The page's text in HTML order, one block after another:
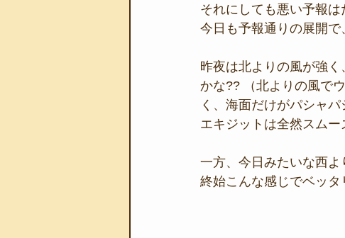
それにしても悪い予報は
今日も予報通りの展開
昨夜は北よりの風が強
かな?? （北よりの風で
く、海面だけがパシャ
エキジットは全然スムー
一方、今日みたいな西
終始こんな感じでベッタ